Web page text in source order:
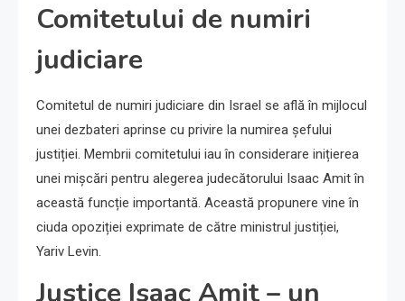
Comitetului de numiri
judiciare
Comitetul de numiri judiciare din Israel se află în mijlocul
unei dezbateri aprinse cu privire la numirea șefului
justiției. Membrii comitetului iau în considerare inițierea
unei mișcări pentru alegerea judecătorului Isaac Amit în
această funcție importantă. Această propunere vine în
ciuda opoziției exprimate de către ministrul justiției,
Yariv Levin.
Justice Isaac Amit – un